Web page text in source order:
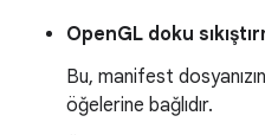
OpenGL doku
Bu, manifest dosyanızın
öğelerine bağlıdır.